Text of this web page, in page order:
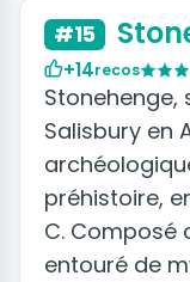
#15
+14recos
Stonehenge,
Salisbury en
préhistoire,
C. Composé
entouré de